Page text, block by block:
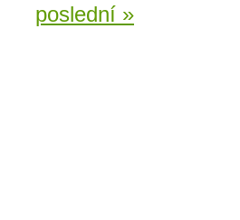
poslední »